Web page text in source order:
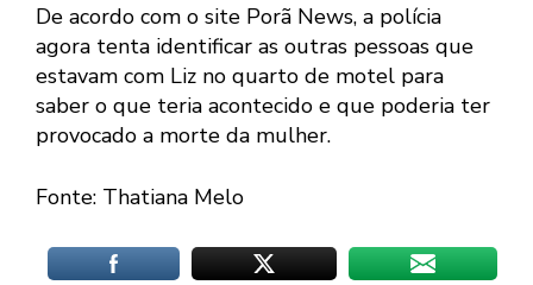
De acordo com o site Porã News, a polícia
agora tenta identificar as outras pessoas que
estavam com Liz no quarto de motel para
saber o que teria acontecido e que poderia ter
provocado a morte da mulher.
Fonte: Thatiana Melo